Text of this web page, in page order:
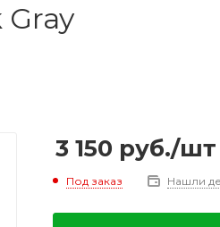
3 150 руб./шт
Под заказ Нашли